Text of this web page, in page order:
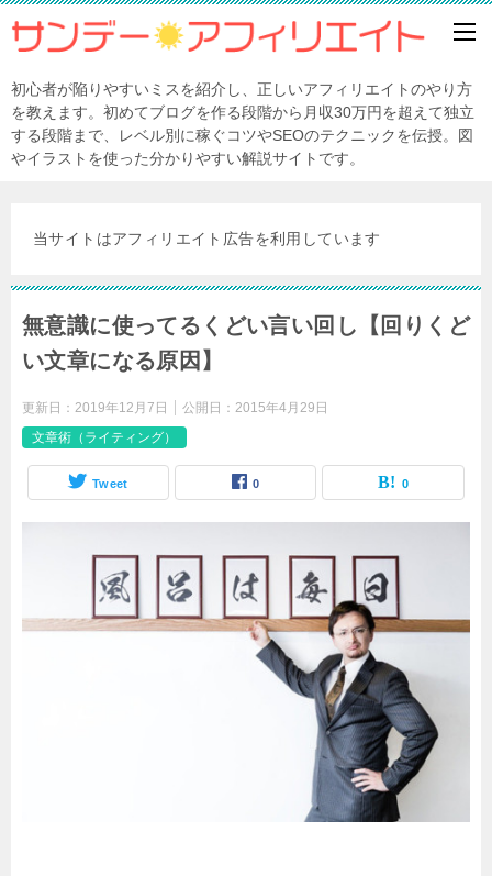
初心者が陥りやすいミスを紹介し、正しいアフィリエイトのやり方
を教えます。初めてブログを作る段階から月収30万円を超えて独立
する段階まで、レベル別に稼ぐコツやSEOのテクニックを伝授。図
やイラストを使った分かりやすい解説サイトです。
当サイトはアフィリエイト広告を利用しています
無意識に使ってるくどい言い回し【回りくど
い文章になる原因】
更新日： 2019年12月7日 公開日： 2015年4月29日
文章術（ライティング）
Tweet 0 0